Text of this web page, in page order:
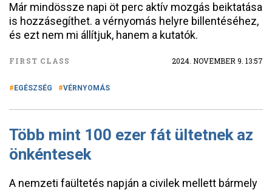
Már mindössze napi öt perc aktív mozgás beiktatása
is hozzásegíthet. a vérnyomás helyre billentéséhez,
és ezt nem mi állítjuk, hanem a kutatók.
FIRST CLASS 2024. NOVEMBER 9. 13:57
EGÉSZSÉG VÉRNYOMÁS
Több mint 100 ezer fát ültetnek az
önkéntesek
A nemzeti faültetés napján a civilek mellett bármely